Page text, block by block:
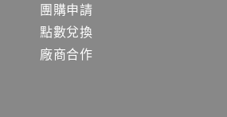
團購申請
點數兌換
廠商合作